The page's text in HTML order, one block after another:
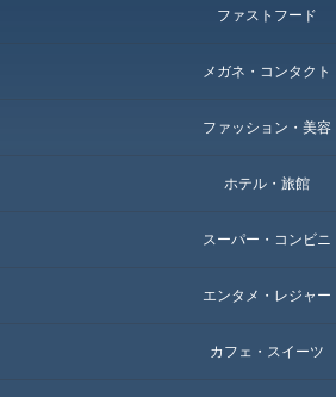
ファストフード
メガネ・コンタクト
ファッション・美容
ホテル・旅館
スーパー・コンビニ
エンタメ・レジャー
カフェ・スイーツ